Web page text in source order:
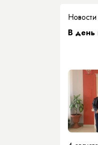
Новости
​В день